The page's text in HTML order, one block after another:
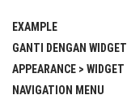
EXAMPLE
GANTI DENGAN WIDGET
APPEARANCE > WIDGET
NAVIGATION MENU